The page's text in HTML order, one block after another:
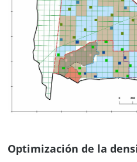
Optimización de la